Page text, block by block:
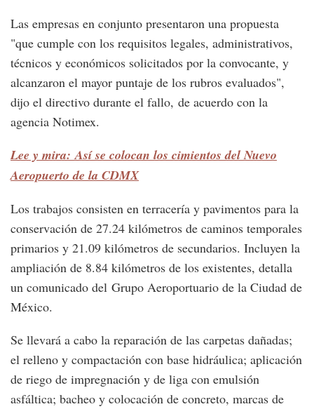
Las empresas en conjunto presentaron una propuesta
"que cumple con los requisitos legales, administrativos,
técnicos y económicos solicitados por la convocante, y
alcanzaron el mayor puntaje de los rubros evaluados",
dijo el directivo durante el fallo, de acuerdo con la
agencia Notimex.
Lee y mira: Así se colocan los cimientos del Nuevo
Aeropuerto de la CDMX
Los trabajos consisten en terracería y pavimentos para la
conservación de 27.24 kilómetros de caminos temporales
primarios y 21.09 kilómetros de secundarios. Incluyen la
ampliación de 8.84 kilómetros de los existentes, detalla
un comunicado del Grupo Aeroportuario de la Ciudad de
México.
Se llevará a cabo la reparación de las carpetas dañadas;
el relleno y compactación con base hidráulica; aplicación
de riego de impregnación y de liga con emulsión
asfáltica; bacheo y colocación de concreto, marcas de